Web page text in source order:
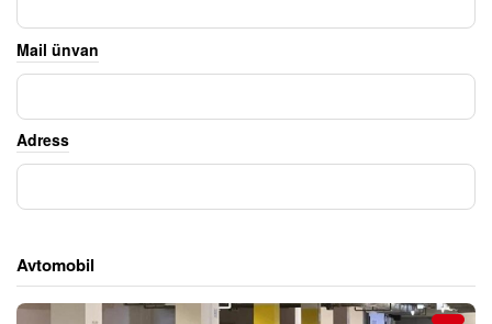
Mail ünvan
Adress
Avtomobil